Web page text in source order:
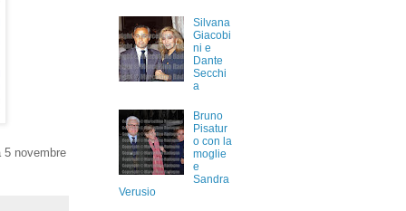
5 novembre
Silvana
Giacobi
ni e
Dante
Secchi
a
Bruno
Pisatur
o con la
moglie
e
Sandra
Verusio